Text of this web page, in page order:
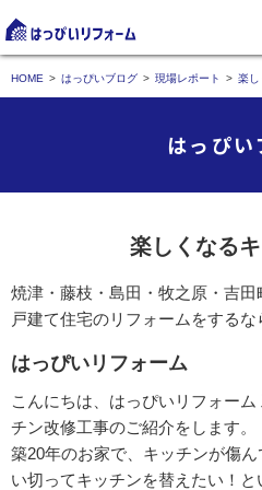
HOME はっぴいブログ 現場レポート 楽し
はっぴい
楽しくなる
焼津・藤枝・島田・牧之原・吉
戸建て住宅のリフォームをするな
はっぴいリフォーム
こんにちは、はっぴいリフォー
チン改修工事のご紹介をします。
築20年のお家で、キッチンが傷
い切ってキッチンを替えたい！